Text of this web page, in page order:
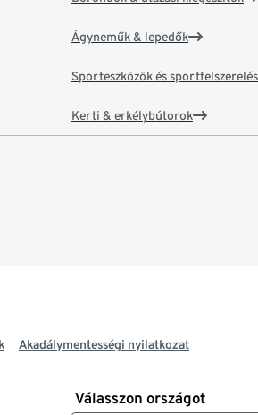
Ágyneműk & lepedők
Sporteszközök és
Kerti & erkélybútorok
Akadálymentességi nyilatkozat
Válasszon országot